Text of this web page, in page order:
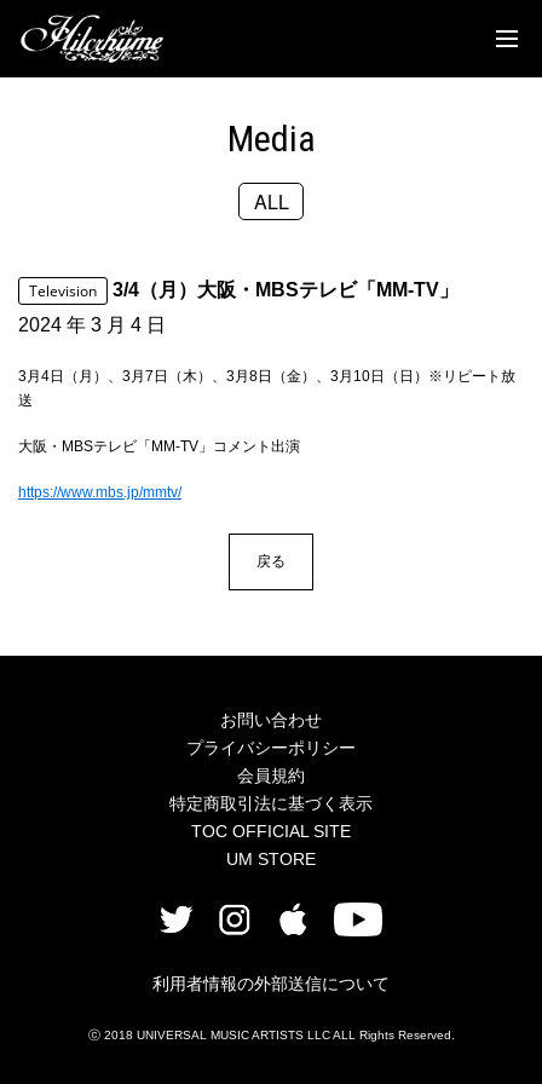
Discography
Biography
Goods
Contact us
Sign In
Media
ALL
Television
3/4（月）大阪・MBSテレビ「MM-TV」
2024 年 3 月 4 日
3月4日（月）、3月7日（木）、3月8日（金）、3月10日（日）※リピート放
送
大阪・MBSテレビ「MM-TV」コメント出演
https://www.mbs.jp/mmtv/
戻る
お問い合わせ
プライバシーポリシー
会員規約
特定商取引法に基づく表示
TOC OFFICIAL SITE
UM STORE
利用者情報の外部送信について
ⓒ 2018 UNIVERSAL MUSIC ARTISTS LLC ALL Rights Reserved.